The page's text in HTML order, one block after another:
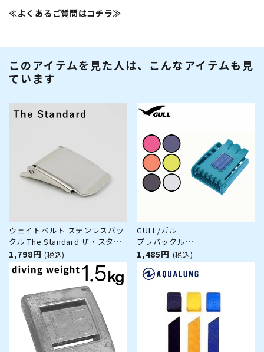
≪よくあるご質問はコチラ≫
このアイテムを見た人は、こんなアイテムも見
ています
ウェイトベルト ステンレスバッ
クル The Standard ザ・スタン
ダード バックル ステンレス製
ダイビング アクセサリー パーツ
1,798円 (税込)
GULL/ガル
プラバックル
GG-4601[80409005]
1,485円 (税込)